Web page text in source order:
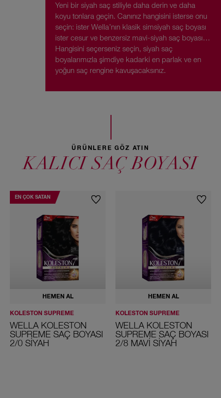
Yeni bir siyah saç stiliyle daha derin ve daha
koyu tonlara geçin. Canınız hangisini isterse onu
seçin: ister Wella’nın klasik simsiyah saç boyası
ister cesur ve benzersiz mavi-siyah saç boyası…
Hangisini seçerseniz seçin, siyah saç
boyalarımızla şimdiye kadarki en parlak ve en
yoğun saç rengine kavuşacaksınız.
ÜRÜNLERE GÖZ ATIN
KALICI SAÇ BOYASI
EN ÇOK SATAN
HEMEN AL
KOLESTON SUPREME
WELLA KOLESTON
SUPREME SAÇ BOYASI
2/0 SIYAH
HEMEN AL
KOLESTON SUPREME
WELLA KOLESTON
SUPREME SAÇ BOYASI
2/8 MAVI SIYAH